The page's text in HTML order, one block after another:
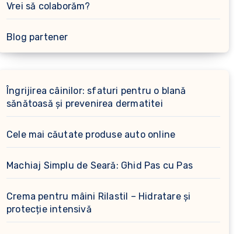
Vrei să colaborăm?
Blog partener
Îngrijirea câinilor: sfaturi pentru o blană
sănătoasă și prevenirea dermatitei
Cele mai căutate produse auto online
Machiaj Simplu de Seară: Ghid Pas cu Pas
Crema pentru mâini Rilastil – Hidratare și
protecție intensivă